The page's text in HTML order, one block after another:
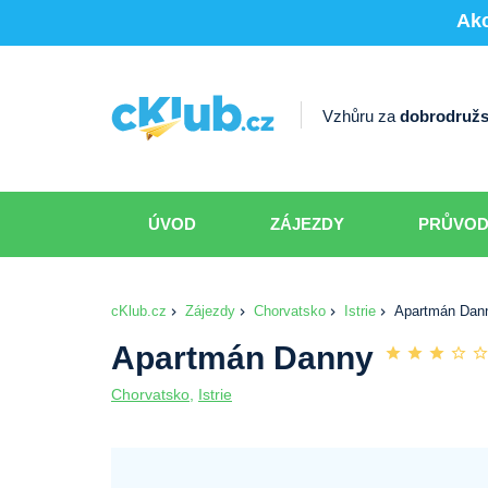
Vzhůru za
ÚVOD ZÁJEZDY
cKlub.cz Zájezdy Chorvatsko Istrie Apartmán
Apartmán Danny
Chorvatsko Istrie